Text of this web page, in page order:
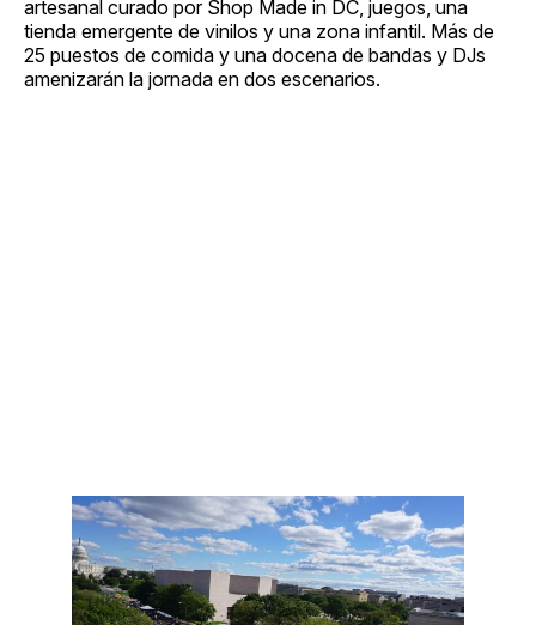
artesanal curado por Shop Made in DC, juegos, una
tienda emergente de vinilos y una zona infantil. Más de
25 puestos de comida y una docena de bandas y DJs
amenizarán la jornada en dos escenarios.